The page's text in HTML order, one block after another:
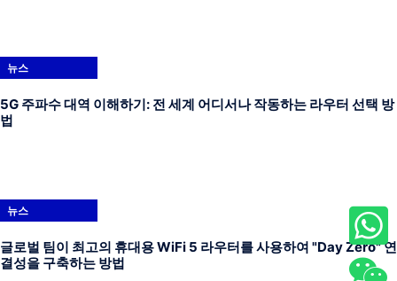
뉴스
5G 주파수 대역 이해하기: 전 세계 어디서나 작동하는 라우터 선택 방
법
뉴스
글로벌 팀이 최고의 휴대용 WiFi 5 라우터를 사용하여 "Day Zero" 연
결성을 구축하는 방법